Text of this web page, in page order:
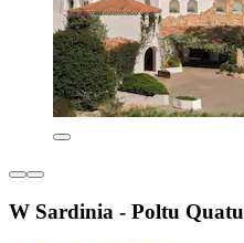
W Sardinia - Poltu Quatu